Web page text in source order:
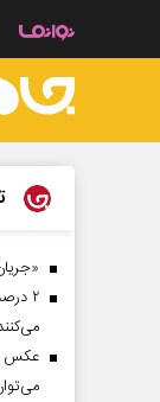
عکس